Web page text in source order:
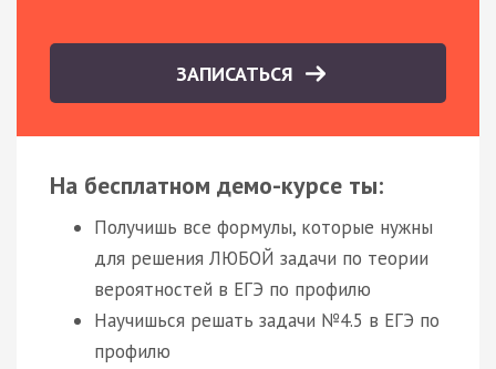
ЗАПИСАТЬСЯ
На бесплатном демо-курсе ты:
Получишь все формулы, которые нужны
для решения ЛЮБОЙ задачи по теории
вероятностей в ЕГЭ по профилю
Научишься решать задачи №4.5 в ЕГЭ по
профилю